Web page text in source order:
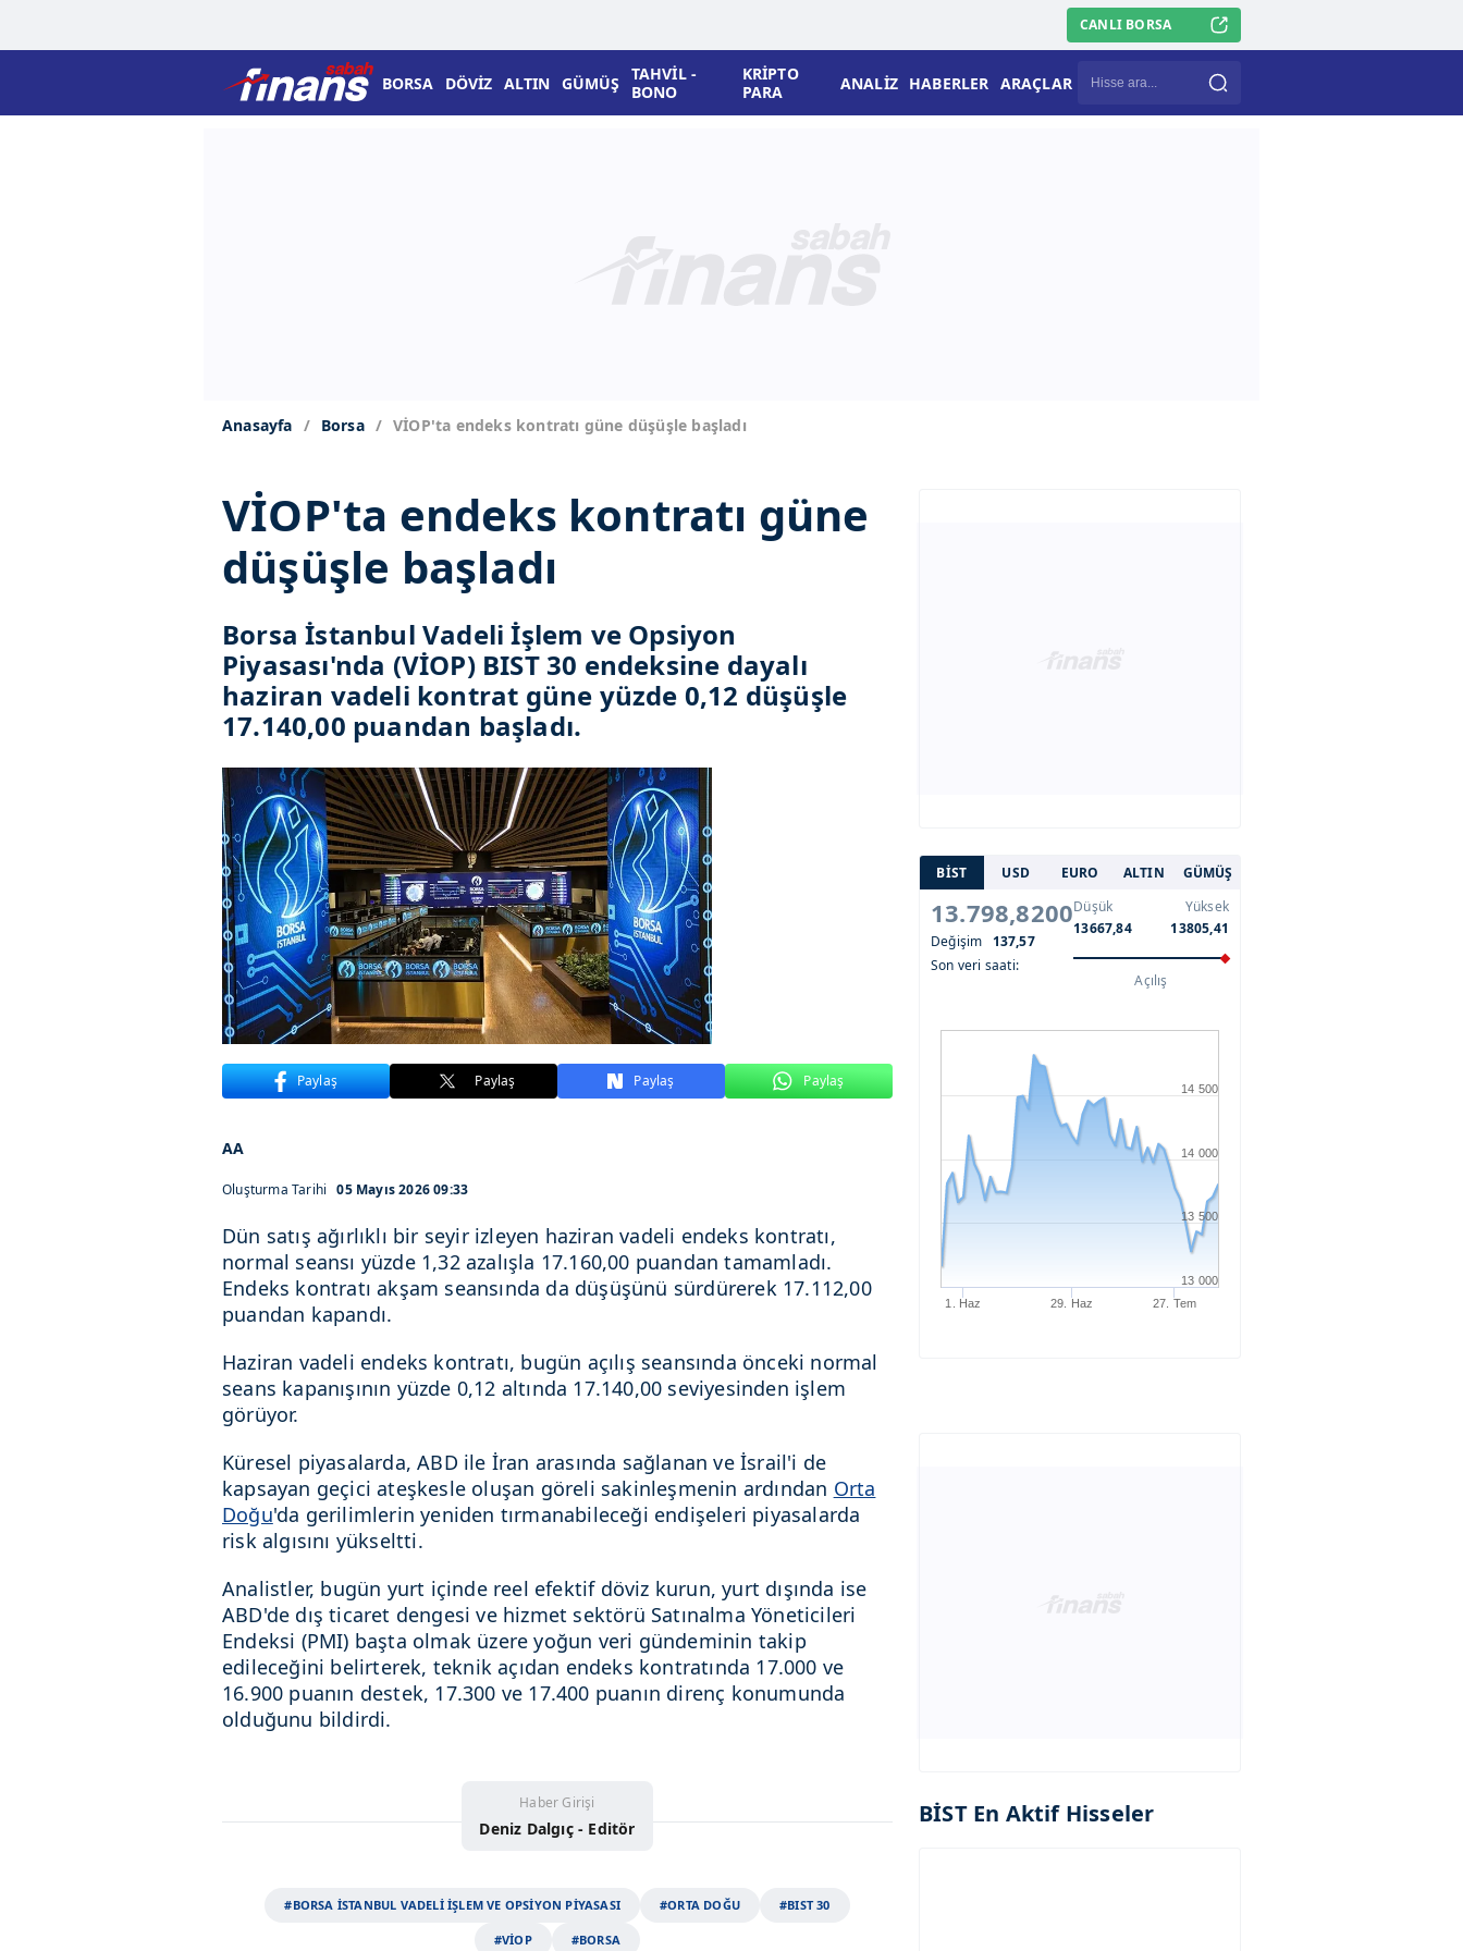
CANLI BORSA
BORSA DÖVİZ ALTIN GÜMÜŞ
TAHVİL -
BONO
KRİPTO
PARA
ANALİZ HABERLER ARAÇLAR
Anasayfa Borsa VİOP'ta endeks kontratı güne düşüşle başladı
VİOP'ta endeks kontratı güne
düşüşle başladı
Borsa İstanbul Vadeli İşlem ve Opsiyon
Piyasası'nda (VİOP) BIST 30 endeksine dayalı
haziran vadeli kontrat güne yüzde 0,12 düşüşle
17.140,00 puandan başladı.
Paylaş Paylaş Paylaş Paylaş
AA
Oluşturma Tarihi 05 Mayıs 2026 09:33
Dün satış ağırlıklı bir seyir izleyen haziran vadeli endeks kontratı,
normal seansı yüzde 1,32 azalışla 17.160,00 puandan tamamladı.
Endeks kontratı akşam seansında da düşüşünü sürdürerek 17.112,00
puandan kapandı.
Haziran vadeli endeks kontratı, bugün açılış seansında önceki normal
seans kapanışının yüzde 0,12 altında 17.140,00 seviyesinden işlem
görüyor.
Küresel piyasalarda, ABD ile İran arasında sağlanan ve İsrail'i de
kapsayan geçici ateşkesle oluşan göreli sakinleşmenin ardından Orta
Doğu'da gerilimlerin yeniden tırmanabileceği endişeleri piyasalarda
risk algısını yükseltti.
Analistler, bugün yurt içinde reel efektif döviz kurun, yurt dışında ise
ABD'de dış ticaret dengesi ve hizmet sektörü Satınalma Yöneticileri
Endeksi (PMI) başta olmak üzere yoğun veri gündeminin takip
edileceğini belirterek, teknik açıdan endeks kontratında 17.000 ve
16.900 puanın destek, 17.300 ve 17.400 puanın direnç konumunda
olduğunu bildirdi.
Haber Girişi
Deniz Dalgıç - Editör
#BORSA İSTANBUL VADELİ İŞLEM VE OPSİYON PİYASASI #ORTA DOĞU #BIST 30
#VİOP #BORSA
BİST USD EURO ALTIN GÜMÜŞ
13.798,8200
Değişim 137,57
Son veri saati:
Düşük
13667,84
Yüksek
13805,41
Açılış
1. Haz 29. Haz 27. Tem
13 000
13 500
14 000
14 500
BİST En Aktif Hisseler